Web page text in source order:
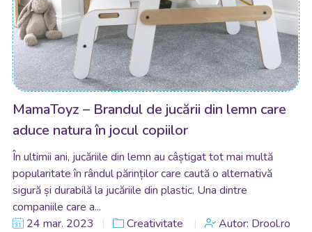
MamaToyz – Brandul de jucării din lemn care
aduce natura în jocul copiilor
În ultimii ani, jucăriile din lemn au câștigat tot mai multă
popularitate în rândul părinților care caută o alternativă
sigură și durabilă la jucăriile din plastic. Una dintre
companiile care a...
24 mar. 2023
Creativitate Autor: Drool.ro